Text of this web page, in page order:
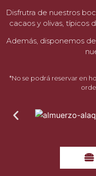
Disfrutra de nuestros
cacaos y olivas, típicos
Además, disponemos
*No se podrá reservar en